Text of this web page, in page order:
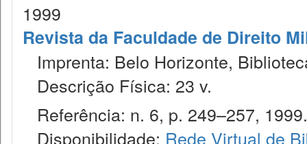
1999
Revista da Faculdade de Direito
Imprenta: Belo Horizonte,
Descrição Física: 23 v.
Referência: n. 6, p. 249–257, 1999.
Disponibilidade: Rede Virtual de